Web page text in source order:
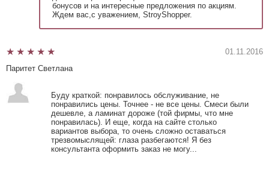
бонусов и на интересные предложения по акциям.
Ждем вас,с уважением, StroyShopper.
Паритет Светлана
01.11.2016
Буду краткой: понравилось обслуживание, не
понравились цены. Точнее - не все цены. Смеси были
дешевле, а ламинат дороже (той фирмы, что мне
понравилась). И еще, когда на сайте столько
вариантов выбора, то очень сложно оставаться
трезвомыслящей: глаза разбегаются! Я без
консультанта оформить заказ не могу...